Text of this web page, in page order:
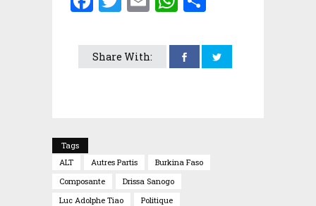
Share With:
Tags
ALT
Autres Partis
Burkina Faso
Composante
Drissa Sanogo
Luc Adolphe Tiao
Politique